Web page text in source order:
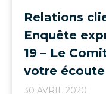
Relations
Enquête
19 – Le
votre écoute
30 AVRIL 2020